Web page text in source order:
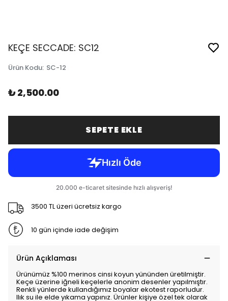
KEÇE SECCADE: SC12
Ürün Kodu: SC-12
₺ 2,500.00
SEPETE EKLE
3500 TL üzeri ücretsiz kargo
10 gün içinde iade değişim
Ürün Açıklaması
Ürünümüz %100 merinos cinsi koyun yününden üretilmiştir.
Keçe üzerine iğneli keçelerle anonim desenler yapılmıştır.
Renkli yünlerde kullandığımız boyalar ekotest raporludur.
Ilık su ile elde yıkama yapınız. Ürünler kişiye özel tek olarak